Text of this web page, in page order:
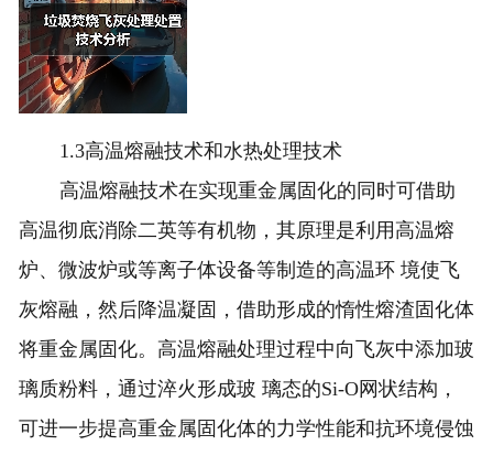
1.3高温熔融技术和水热处理技术
高温熔融技术在实现重金属固化的同时可借助
高温彻底消除二英等有机物，其原理是利用高温熔
炉、微波炉或等离子体设备等制造的高温环 境使飞
灰熔融，然后降温凝固，借助形成的惰性熔渣固化体
将重金属固化。高温熔融处理过程中向飞灰中添加玻
璃质粉料，通过淬火形成玻 璃态的Si-O网状结构，
可进一步提高重金属固化体的力学性能和抗环境侵蚀